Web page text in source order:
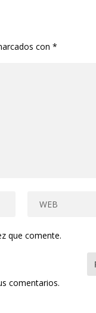
con*
que comente.
comentarios.